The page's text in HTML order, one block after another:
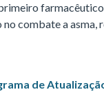
combate a asma,
de